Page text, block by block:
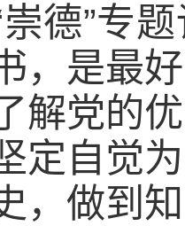
德”专
，是最
解党的
定自觉
，做到